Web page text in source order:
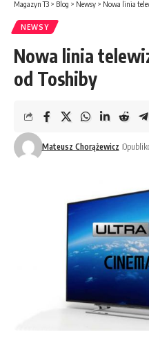
Magazyn T3 > Blog > Newsy > Nowa linia
NEWSY
Nowa linia
od Toshiby
Mateusz Chorążewicz